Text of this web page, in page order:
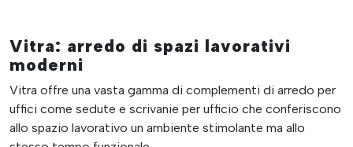
Vitra: arredo di spazi lavorativi
moderni
Vitra offre una vasta gamma di complementi di arredo per
uffici come sedute e scrivanie per ufficio che conferiscono
allo spazio lavorativo un ambiente stimolante ma allo